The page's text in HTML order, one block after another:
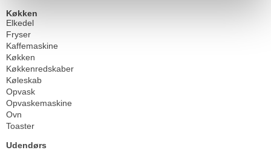
Køkken
Elkedel
Fryser
Kaffemaskine
Køkken
Køkkenredskaber
Køleskab
Opvask
Opvaskemaskine
Ovn
Toaster
Udendørs